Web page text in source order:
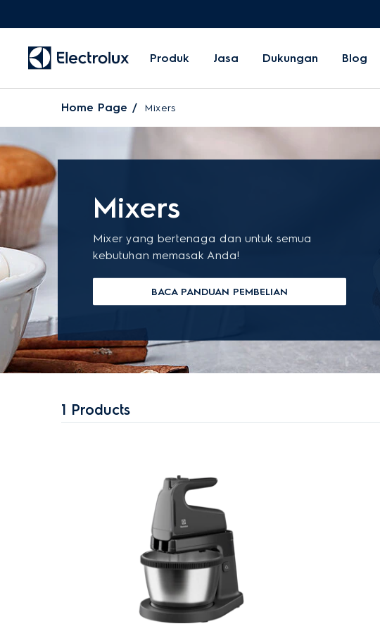
Produk Jasa Dukungan Blog
Home Page Mixers
Mixers
Mixer yang bertenaga dan untuk semua
kebutuhan memasak Anda!
BACA PANDUAN PEMBELIAN
1 Products